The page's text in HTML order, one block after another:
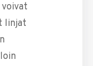
linjat